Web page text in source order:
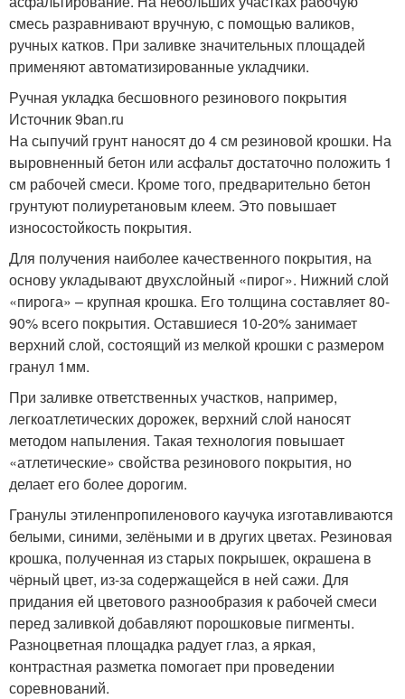
смесь разравнивают вручную, с помощью валиков,
ручных катков. При заливке значительных площадей
применяют автоматизированные укладчики.
Ручная укладка бесшовного резинового покрытия
Источник 9ban.ru
На сыпучий грунт наносят до 4 см резиновой крошки. На
выровненный бетон или асфальт достаточно положить 1
см рабочей смеси. Кроме того, предварительно бетон
грунтуют полиуретановым клеем. Это повышает
износостойкость покрытия.
Для получения наиболее качественного покрытия, на
основу укладывают двухслойный «пирог». Нижний слой
«пирога» – крупная крошка. Его толщина составляет 80-
90% всего покрытия. Оставшиеся 10-20% занимает
верхний слой, состоящий из мелкой крошки с размером
гранул 1мм.
При заливке ответственных участков, например,
легкоатлетических дорожек, верхний слой наносят
методом напыления. Такая технология повышает
«атлетические» свойства резинового покрытия, но
делает его более дорогим.
Гранулы этиленпропиленового каучука изготавливаются
белыми, синими, зелёными и в других цветах. Резиновая
крошка, полученная из старых покрышек, окрашена в
чёрный цвет, из-за содержащейся в ней сажи. Для
придания ей цветового разнообразия к рабочей смеси
перед заливкой добавляют порошковые пигменты.
Разноцветная площадка радует глаз, а яркая,
контрастная разметка помогает при проведении
соревнований.